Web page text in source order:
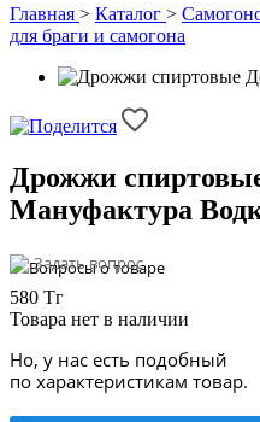
Главная > Каталог >
для браги и самогона
Дрожжи
Мануфактура
Задать вопрос
580 Тг
Товара нет в наличии
Но, у нас есть подобный
по характеристикам товар.